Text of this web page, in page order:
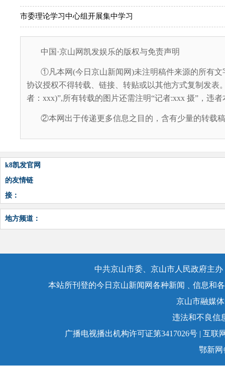
市委理论学习中心组开展集中学习
中国·京山网凯发娱乐的版权与免责声明
①凡本网(今日京山新闻网)未注明稿件来源的所有文
协议授权不得转载、链接、转贴或以其他方式复制发
者：xxx)”,所有转载的图片还需注明“记者:xxx 摄”，违
②本网出于传递更多信息之目的，含有少量的转载稿
k8凯发官网
的友情链
接：
地方频道：
中共京山市委、京山市人民政府主
本站所刊登的今日京山新闻网各种新闻﹑信息和
京山市融媒
违法和不良信
广播电视播出机构许可证第3417026号 | 互联
鄂新网